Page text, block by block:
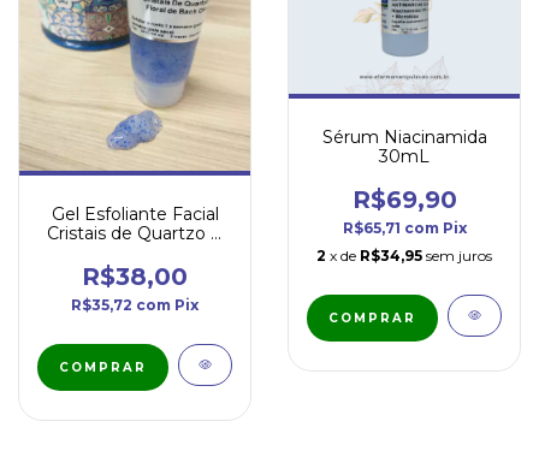
Gel Esfoliante Facial
Cristais de Quartzo &
65mL
R$38,00
R$35,72 com Pix
Sérum Niacinamida
30mL
R$69,90
R$65,71 com Pix
2 x de R$34,95 sem juros